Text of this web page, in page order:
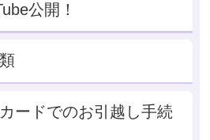
公開！
ードでのお引越し手続